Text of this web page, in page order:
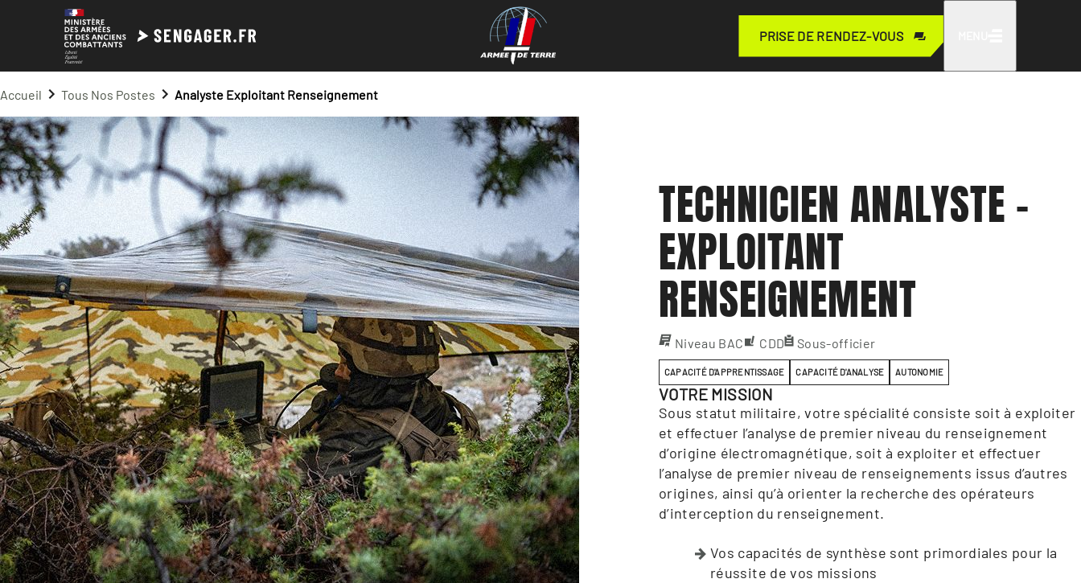
PRISE DE RENDEZ-VOUS
Accueil Tous Nos Postes Analyste Exploitant Renseignement
TECHNICIEN ANALYSTE -
EXPLOITANT
RENSEIGNEMENT
Niveau BAC CDD Sous-officier
CAPACITÉ D'APPRENTISSAGE CAPACITÉ D'ANALYSE AUTONOMIE
VOTRE MISSION
Sous statut militaire, votre spécialité consiste soit à exploiter
et effectuer l’analyse de premier niveau du renseignement
d’origine électromagnétique, soit à exploiter et effectuer
l’analyse de premier niveau de renseignements issus d’autres
origines, ainsi qu’à orienter la recherche des opérateurs
d’interception du renseignement.
Vos capacités de synthèse sont primordiales pour la
réussite de vos missions